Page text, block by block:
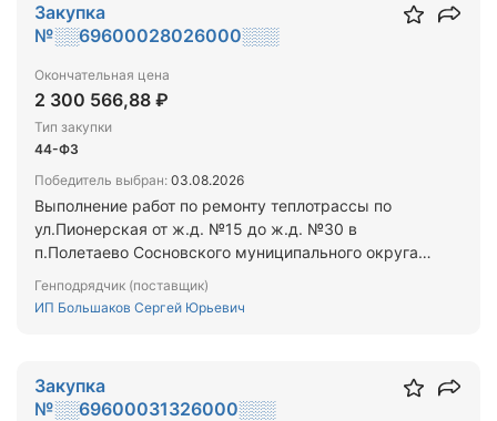
Закупка
№░░69600028026000░░░
Окончательная цена
2 300 566,88 ₽
Тип закупки
44-ФЗ
Победитель выбран: 03.08.2026
Выполнение работ по ремонту теплотрассы по
ул.Пионерская от ж.д. №15 до ж.д. №30 в
п.Полетаево Сосновского муниципального округа
Генподрядчик (поставщик)
ИП Большаков Сергей Юрьевич
Закупка
№░░69600031326000░░░